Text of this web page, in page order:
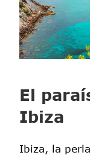
El
Ibiza
Ibiza, la